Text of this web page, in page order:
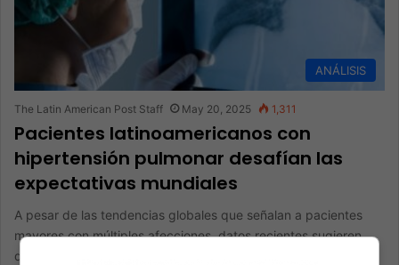
ANÁLISIS
The Latin American Post Staff May 20, 2025 1,311
Pacientes latinoamericanos con
hipertensión pulmonar desafían las
expectativas mundiales
A pesar de las tendencias globales que señalan a pacientes
mayores con múltiples afecciones, datos recientes sugieren
que muchos latinoamericanos…